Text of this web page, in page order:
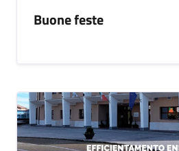
Buone feste